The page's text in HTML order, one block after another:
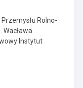
Rolno-
Instytut